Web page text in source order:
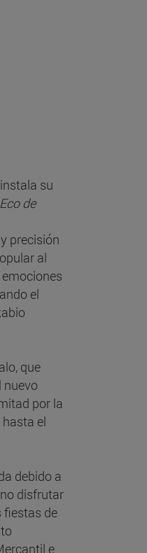
su
de
precisión
al
el
que
nuevo
por la
el
debido a
disfrutar
fiestas de
e